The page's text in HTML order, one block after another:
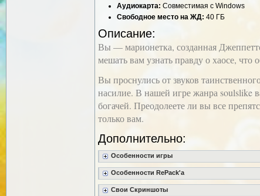
Аудиокарта: Совместимая с Windows
Свободное место на ЖД: 40 ГБ
Описание:
Вы — марионетка, созданная
мешать вам узнать правду о хаосе, что
Вы проснулись от звуков
насилие. В нашей игре жанра soulslike
богачей. Преодолеете ли вы все
только вам.
Дополнительно:
Особенности игры
Особенности RePack'a
Свои Скриншоты